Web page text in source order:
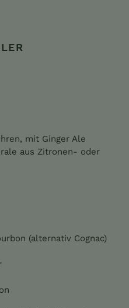
, mit Ginger Ale
aus Zitronen- oder
(alternativ Cognac)